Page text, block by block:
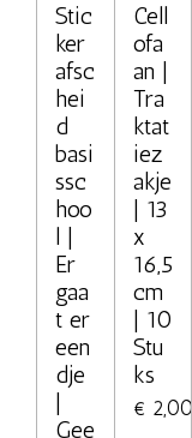
Stic
ker
afsc
hei
d
basi
ssc
hoo
l |
Er
gaa
t er
een
dje
|
Gee
Cell
ofa
an |
Tra
ktat
iez
akje
| 13
x
16,5
cm
| 10
Stu
ks
€ 2,00